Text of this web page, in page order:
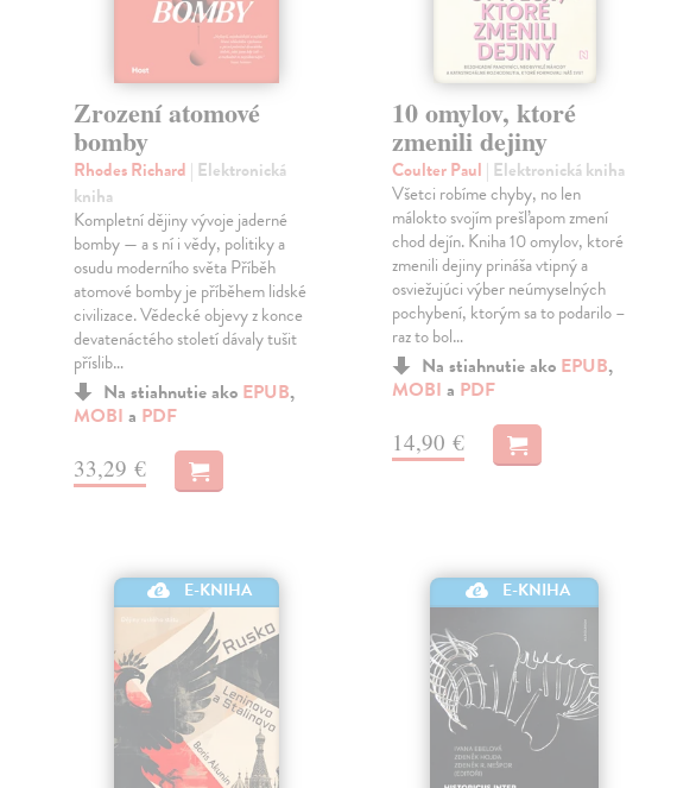
Zrození atomové
bomby
Rhodes Richard | Elektronická
kniha
Kompletní dějiny vývoje jaderné
bomby — a s ní i vědy, politiky a
osudu moderního světa Příběh
atomové bomby je příběhem lidské
civilizace. Vědecké objevy z konce
devatenáctého století dávaly tušit
příslib…
Na stiahnutie ako EPUB,
MOBI a PDF
33,29 €
10 omylov, ktoré
zmenili dejiny
Coulter Paul | Elektronická kniha
Všetci robíme chyby, no len
málokto svojím prešľapom zmení
chod dejín. Kniha 10 omylov, ktoré
zmenili dejiny prináša vtipný a
osviežujúci výber neúmyselných
pochybení, ktorým sa to podarilo –
raz to bol…
Na stiahnutie ako EPUB,
MOBI a PDF
14,90 €
E-KNIHA E-KNIHA